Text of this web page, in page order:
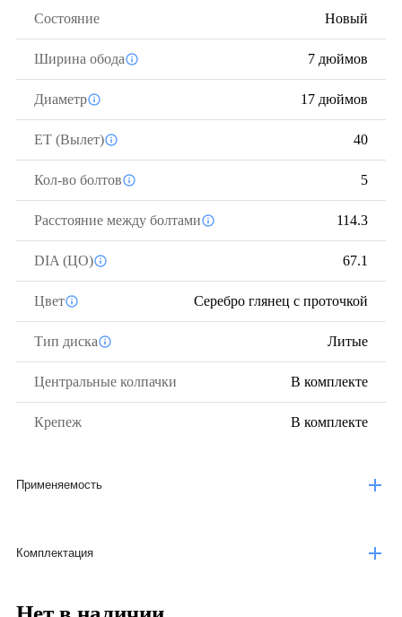
Состояние Новый
Ширина обода 7 дюймов
Диаметр 17 дюймов
ЕТ (Вылет) 40
Кол-во болтов 5
Расстояние между болтами 114.3
DIA (ЦО) 67.1
Цвет Серебро глянец с проточкой
Тип диска Литые
Центральные колпачки В комплекте
Крепеж В комплекте
Применяемость
Комплектация